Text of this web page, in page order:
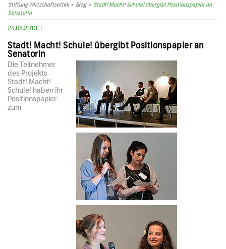
Stiftung Wirtschaftsethik> Blog> Stadt! Macht! Schule! übergibt Positionspapier an
Senatorin
24.05.2013
Stadt! Macht! Schule! übergibt Positionspapier an
Senatorin
Die Teilnehmer
des Projekts
Stadt! Macht!
Schule! haben ihr
Positionspapier
zum